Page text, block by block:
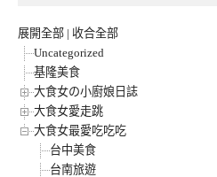
展開全部 | 收合全部
Uncategorized
基隆美食
大食女の小廚娘日誌
大食女愛走跳
大食女最愛吃吃吃
台中美食
台南旅遊